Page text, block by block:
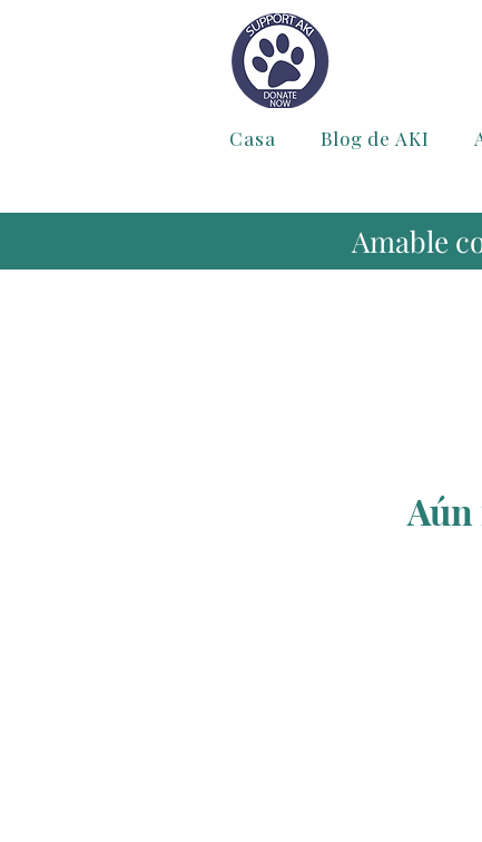
Casa Blog de AKI
Amable